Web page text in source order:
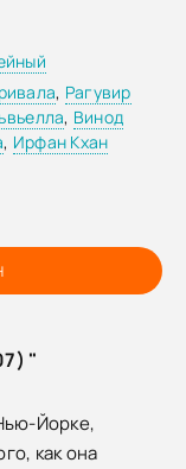
, Рагувир
, Винод
, Ирфан Кхан
"
Йорке,
как она